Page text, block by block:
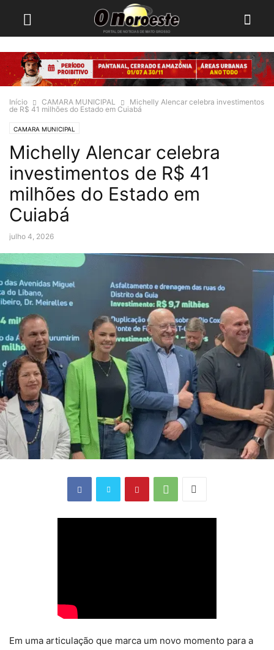
Início CAMARA MUNICIPAL
Michelly Alencar celebra investimentos
de R$ 41 milhões do Estado em Cuiabá
CAMARA MUNICIPAL
Michelly Alencar celebra
investimentos de R$ 41
milhões do Estado em
Cuiabá
julho 4, 2026
Em uma articulação que marca um novo momento para a